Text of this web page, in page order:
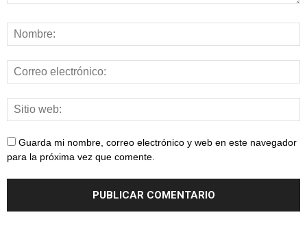
Guarda mi nombre, correo electrónico y web en este navegador
para la próxima vez que comente.